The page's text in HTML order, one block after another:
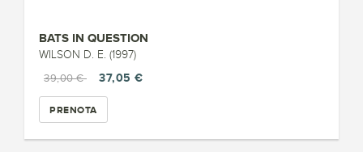
BATS IN QUESTION
WILSON D. E. (1997)
39,00 €
37,05 €
PRENOTA